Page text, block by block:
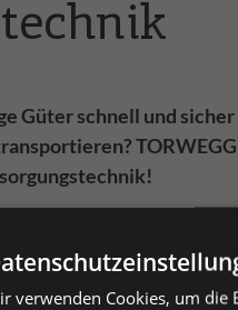
Güter schnell und sicher
verwenden Cookies, um die